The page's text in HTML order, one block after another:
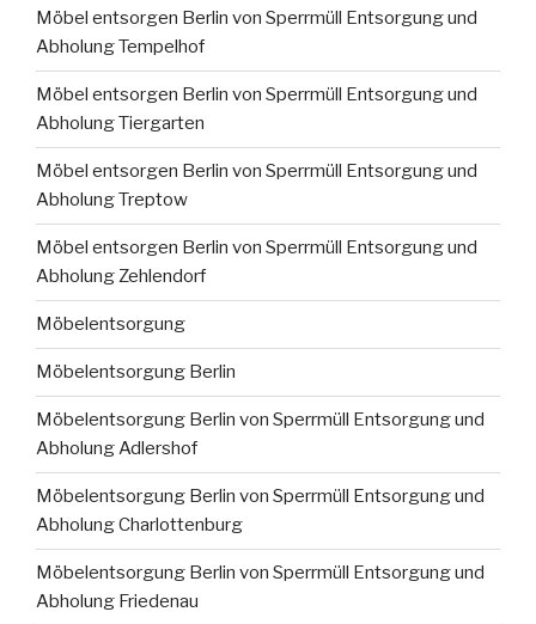
Möbel entsorgen Berlin von Sperrmüll Entsorgung und
Abholung Tempelhof
Möbel entsorgen Berlin von Sperrmüll Entsorgung und
Abholung Tiergarten
Möbel entsorgen Berlin von Sperrmüll Entsorgung und
Abholung Treptow
Möbel entsorgen Berlin von Sperrmüll Entsorgung und
Abholung Zehlendorf
Möbelentsorgung
Möbelentsorgung Berlin
Möbelentsorgung Berlin von Sperrmüll Entsorgung und
Abholung Adlershof
Möbelentsorgung Berlin von Sperrmüll Entsorgung und
Abholung Charlottenburg
Möbelentsorgung Berlin von Sperrmüll Entsorgung und
Abholung Friedenau